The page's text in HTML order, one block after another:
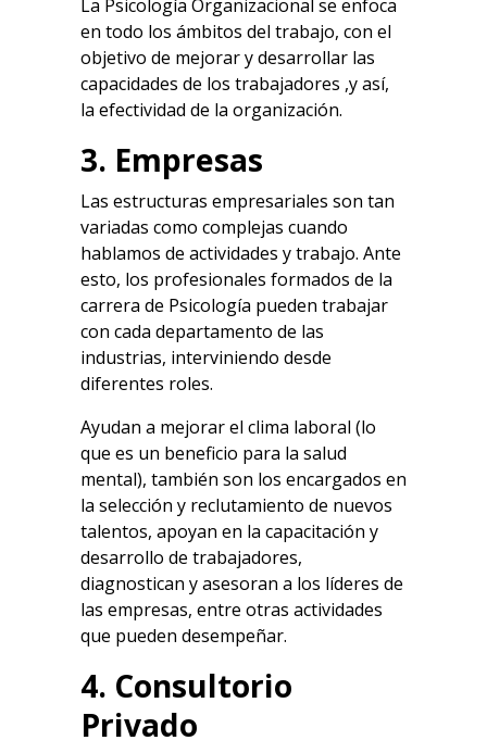
La Psicología Organizacional se enfoca
en todo los ámbitos del trabajo, con el
objetivo de mejorar y desarrollar las
capacidades de los trabajadores ,y así,
la efectividad de la organización.
3. Empresas
Las estructuras empresariales son tan
variadas como complejas cuando
hablamos de actividades y trabajo. Ante
esto, los profesionales formados de la
carrera de Psicología pueden trabajar
con cada departamento de las
industrias, interviniendo desde
diferentes roles.
Ayudan a mejorar el clima laboral (lo
que es un beneficio para la salud
mental), también son los encargados en
la selección y reclutamiento de nuevos
talentos, apoyan en la capacitación y
desarrollo de trabajadores,
diagnostican y asesoran a los líderes de
las empresas, entre otras actividades
que pueden desempeñar.
4. Consultorio
Privado